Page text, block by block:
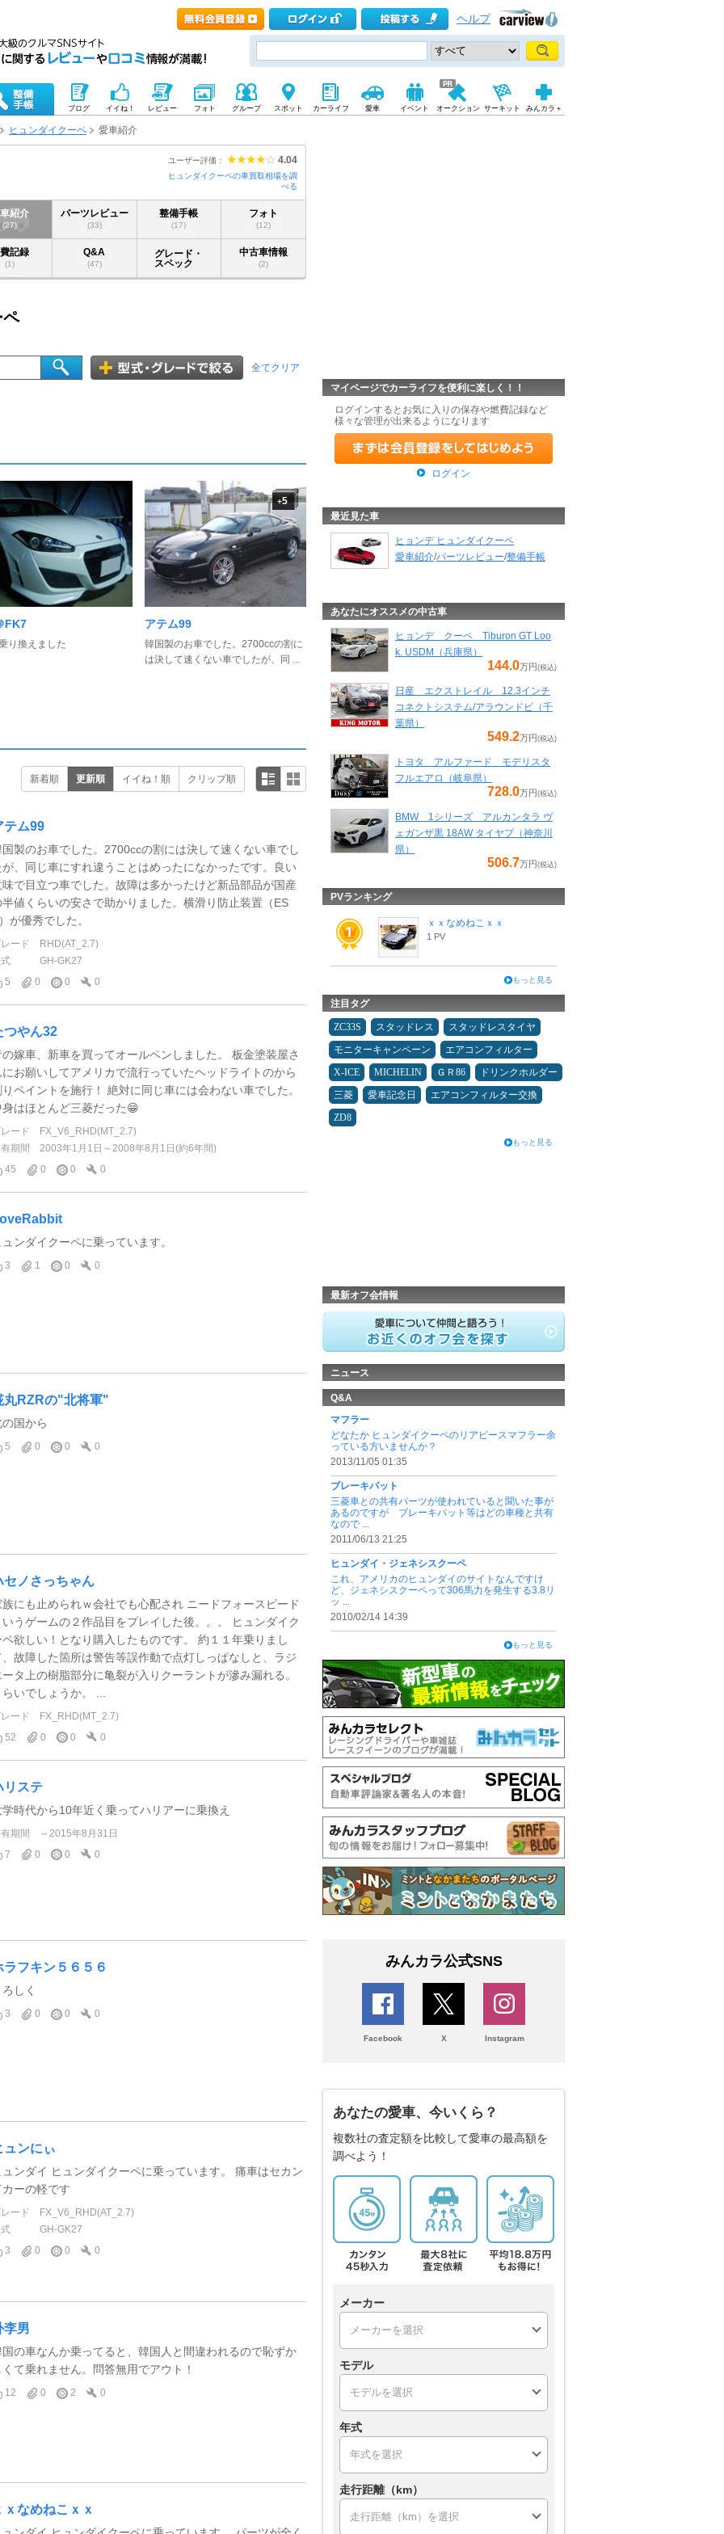
ヘルプ
ブログ イイね！ レビュー フォト グループ スポット カーライフ 愛車 イベント オークション サーキット みんカラ＋
ヒュンダイクーペ 愛車紹介
ユーザー評価： 4.04
ヒュンダイクーペの車買取相場を調
べる
紹介
(27)
パーツレビュー
(33)
整備手帳
(17)
フォト
(12)
記録
(1)
Q&A
(47)
グレード・
スペック
中古車情報
(2)
全てクリア
FK7
り換えました
+5
アテム99
韓国製のお車でした。2700ccの割に
は決して速くない車でしたが、同 ...
新着順 更新順 イイね！順 クリップ順
テム99
国製のお車でした。2700ccの割には決して速くない車でし
が、同じ車にすれ違うことはめったになかったです。良い
味で目立つ車でした。故障は多かったけど新品部品が国産
半値くらいの安さで助かりました。横滑り防止装置（ES
が優秀でした。
ード
RHD(AT_2.7)
GH-GK27
5
0 0 0
つやん32
の嫁車、新車を買ってオールペンしました。 板金塗装屋さ
にお願いしてアメリカで流行っていたヘッドライトのから
りペイントを施行！ 絶対に同じ車には会わない車でした。
身はほとんど三菱だった😁
ード
FX_V6_RHD(MT_2.7)
期間
2003年1月1日～2008年8月1日(約6年間)
45
0 0 0
ンダイクーペに乗っています。
3 1 0 0
丸RZRの"北将軍"
の国から
5 0 0 0
セノさっちゃん
族にも止められｗ会社でも心配され ニードフォースピード
いうゲームの２作品目をプレイした後。。。 ヒュンダイク
ペ欲しい！となり購入したものです。 約１１年乗りまし
、故障した箇所は警告等誤作動で点灯しっぱなしと、ラジ
ータ上の樹脂部分に亀裂が入りクーラントが滲み漏れる。
いでしょうか。 ...
ード
FX_RHD(MT_2.7)
52
0 0 0
リステ
学時代から10年近く乗ってハリアーに乗換え
期間
～2015年8月31日
7
0 0 0
ラフキン５６５６
しく
3 0 0 0
ュンにぃ
ュンダイ ヒュンダイクーペに乗っています。 痛車はセカン
カーの軽です
ード
FX_V6_RHD(AT_2.7)
GH-GK27
3
0 0 0
李男
国の車なんか乗ってると、韓国人と間違われるので恥ずか
くて乗れません。問答無用でアウト！
12 0 2 0
ｘなめねこｘｘ
マイページでカーライフを便利に楽しく！！
ログインするとお気に入りの保存や燃費記録など
様々な管理が出来るようになります
ログイン
最近見た車
ヒョンデ ヒュンダイクーペ
愛車紹介/パーツレビュー/整備手帳
あなたにオススメの中古車
ヒョンデ クーペ Tiburon GT Loo
k. USDM（兵庫県）
144.0万円 (税込)
日産 エクストレイル 12.3インチ
コネクトシステム/アラウンドビ（千
葉県）
549.2万円 (税込)
トヨタ アルファード モデリスタ
フルエアロ（岐阜県）
728.0万円 (税込)
BMW 1シリーズ アルカンタラ ヴ
ェガンザ黒 18AW タイヤプ（神奈川
県）
506.7万円 (税込)
PVランキング
ｘｘなめねこｘｘ
1 PV
もっと見る
注目タグ
ZC33S スタッドレス
スタッドレスタイヤ
モニターキャンペーン
エアコンフィルター
X-ICE
MICHELIN ＧＲ86
ドリンクホルダー
三菱
愛車記念日
エアコンフィルター交換
ZD8
もっと見る
最新オフ会情報
ニュース
Q&A
マフラー
どなたか ヒュンダイクーペのリアピースマフラー余
っている方いませんか？
2013/11/05 01:35
ブレーキパット
三菱車との共有パーツが使われていると聞いた事が
あるのですが ブレーキパット等はどの車種と共有
なので ...
2011/06/13 21:25
ヒュンダイ・ジェネシスクーペ
これ、アメリカのヒュンダイのサイトなんですけ
ど、ジェネシスクーペって306馬力を発生する3.8リ
ッ ...
2010/02/14 14:39
もっと見る
みんカラ公式SNS
Facebook X Instagram
あなたの愛車、今いくら？
複数社の査定額を比較して愛車の最高額を
調べよう！
メーカー
モデル
年式
走行距離（km）